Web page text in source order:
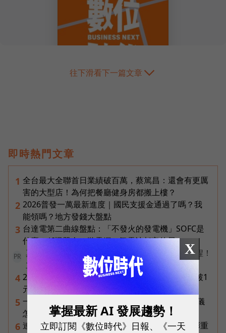
往下滑看下一篇文章
即時熱門文章
1 全台最大全聯首日業績破百萬，蔡篤昌：還會有更厲
害的大型店！為何把餐廳健身房都搬上樓？
2 2026普發一萬最新進度｜國民支援金通過了嗎？我
能領嗎？地方發錢大盤點
3 台達電第二曲線盤點：「不發火的發電機」SOFC是
什麼？AI機器人、微電網、氫電池都它的局
PR
真正的效率，不是更忙，而是建立更好的工作流程！
立即了解《AI 人才全方位實戰課》
4 2026年8月ETF配息盤點｜19檔一次看，00878衝破1
元創高、00929殖利率逾16%
5 一張遺照「開口」說話，中間有8道關卡！翊嘉禮儀
怎麼做出AI告別式，讓逝者最後道別？
6 連黃仁勳都叫年輕人當水電工！程世嘉：智慧通膨重
X
掌握最新 AI 發展趨勢！
立即訂閱《數位時代》日報、《一天